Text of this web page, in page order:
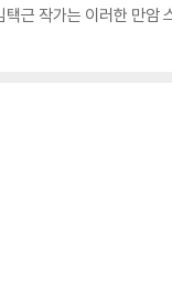
근 작가는 이러한 만암